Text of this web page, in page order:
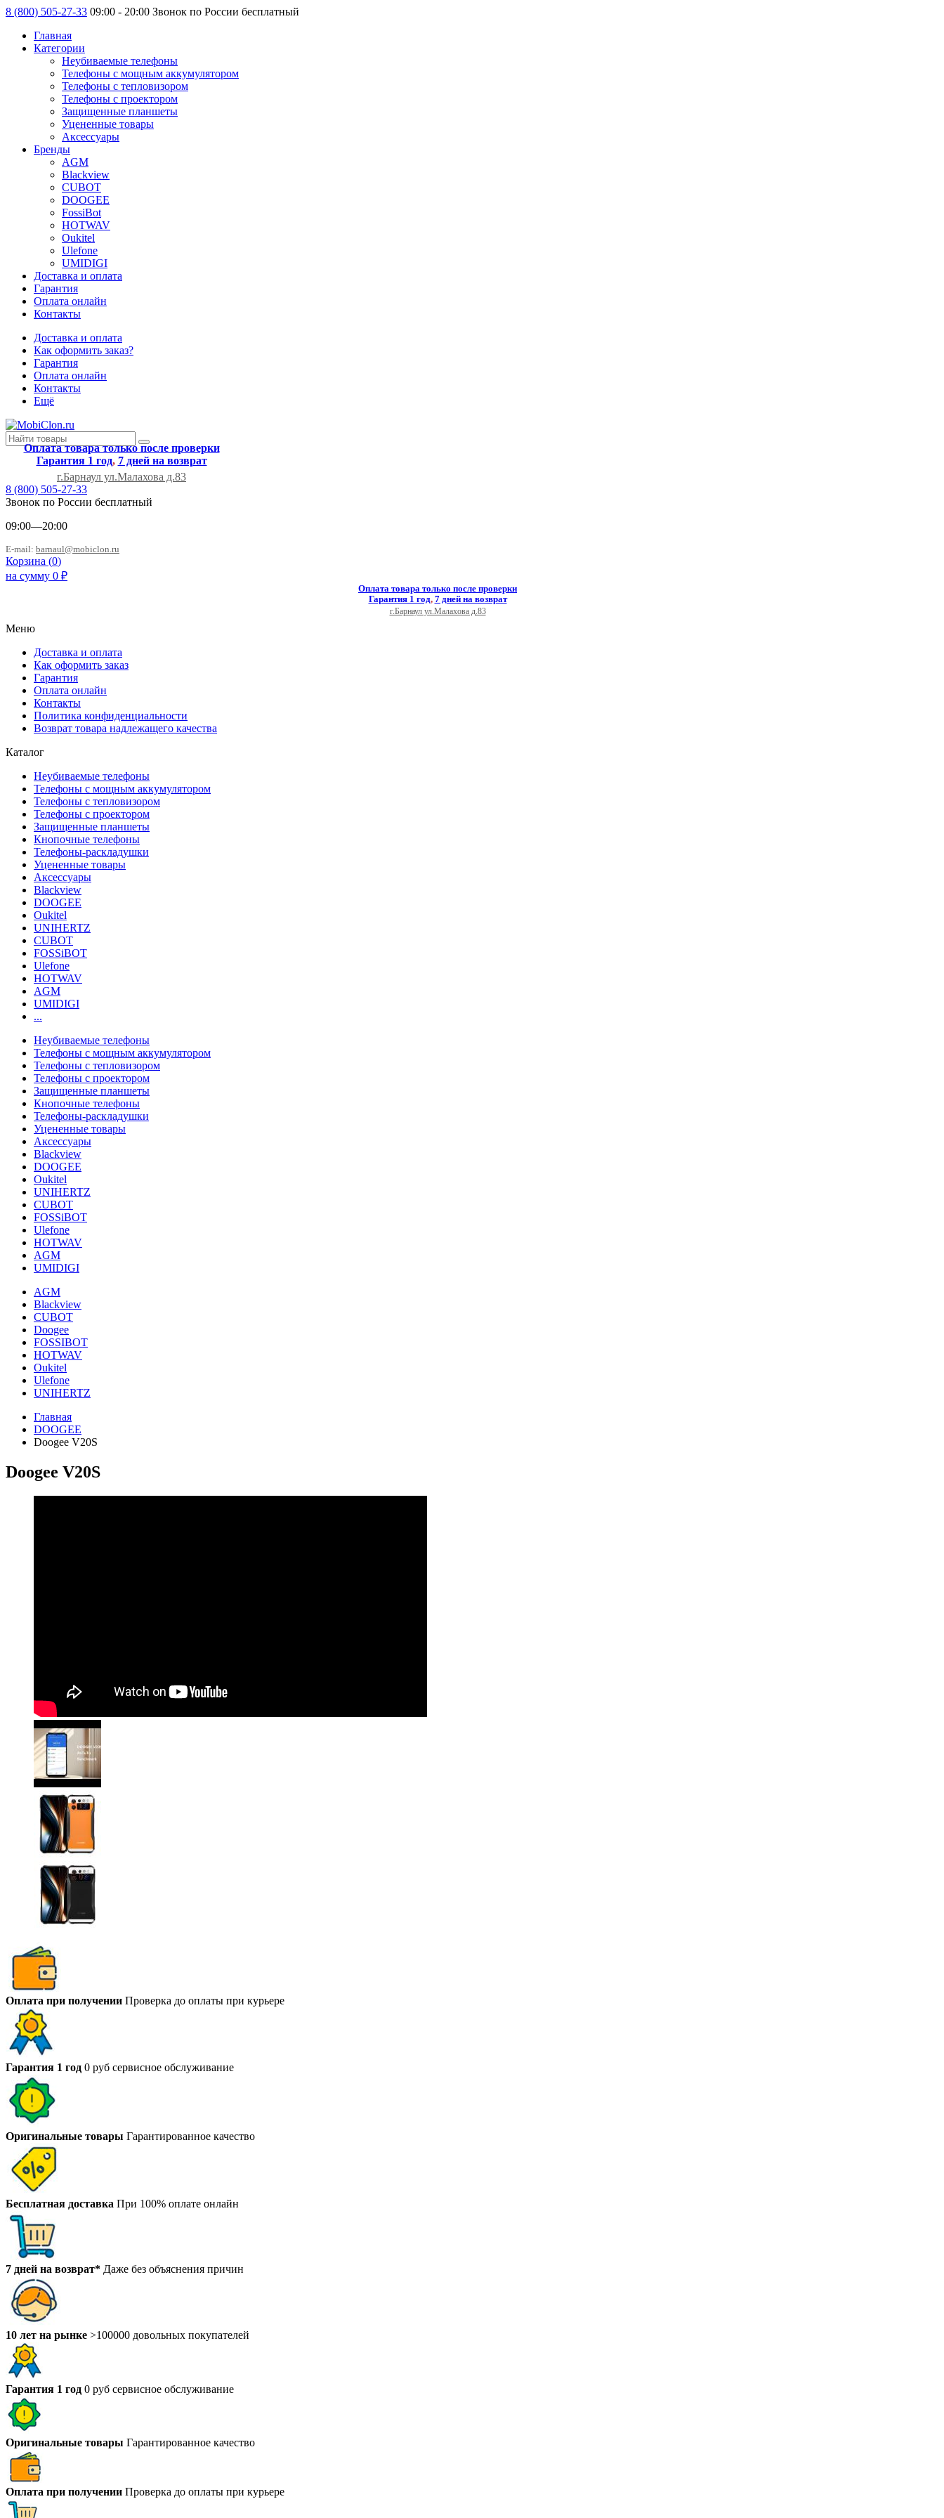
8 (800) 505-27-33 09:00 - 20:00 Звонок по России бесплатный
Главная
Категории
Неубиваемые телефоны
Телефоны с мощным аккумулятором
Телефоны с тепловизором
Телефоны с проектором
Защищенные планшеты
Уцененные товары
Аксессуары
Бренды
AGM
Blackview
CUBOT
DOOGEE
FossiBot
HOTWAV
Oukitel
Ulefone
UMIDIGI
Доставка и оплата
Гарантия
Оплата онлайн
Контакты
Доставка и оплата
Как оформить заказ?
Гарантия
Оплата онлайн
Контакты
Ещё
Оплата товара только после проверки
Гарантия 1 год, 7 дней на возврат
г.Барнаул ул.Малахова д.83
8 (800) 505-27-33
Звонок по России бесплатный
09:00—20:00
E-mail: barnaul@mobiclon.ru
Корзина (0)
на сумму 0 ₽
Оплата товара только после проверки
Гарантия 1 год, 7 дней на возврат
г.Барнаул ул.Малахова д.83
Меню
Доставка и оплата
Как оформить заказ
Гарантия
Оплата онлайн
Контакты
Политика конфиденциальности
Возврат товара надлежащего качества
Каталог
Неубиваемые телефоны
Телефоны с мощным аккумулятором
Телефоны с тепловизором
Телефоны с проектором
Защищенные планшеты
Кнопочные телефоны
Телефоны-раскладушки
Уцененные товары
Аксессуары
Blackview
DOOGEE
Oukitel
UNIHERTZ
CUBOT
FOSSiBOT
Ulefone
HOTWAV
AGM
UMIDIGI
...
Неубиваемые телефоны
Телефоны с мощным аккумулятором
Телефоны с тепловизором
Телефоны с проектором
Защищенные планшеты
Кнопочные телефоны
Телефоны-раскладушки
Уцененные товары
Аксессуары
Blackview
DOOGEE
Oukitel
UNIHERTZ
CUBOT
FOSSiBOT
Ulefone
HOTWAV
AGM
UMIDIGI
AGM
Blackview
CUBOT
Doogee
FOSSIBOT
HOTWAV
Oukitel
Ulefone
UNIHERTZ
Главная
DOOGEE
Doogee V20S
Doogee V20S
Оплата при получении Проверка до оплаты при курьере
Гарантия 1 год 0 руб сервисное обслуживание
Оригинальные товары Гарантированное качество
Бесплатная доставка При 100% оплате онлайн
7 дней на возврат* Даже без объяснения причин
10 лет на рынке >100000 довольных покупателей
Гарантия 1 год 0 руб сервисное обслуживание
Оригинальные товары Гарантированное качество
Оплата при получении Проверка до оплаты при курьере